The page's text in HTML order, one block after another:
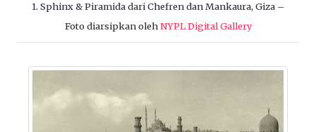
1. Sphinx & Piramida dari Chefren dan Mankaura, Giza –
Foto diarsipkan olehNYPL Digital Gallery